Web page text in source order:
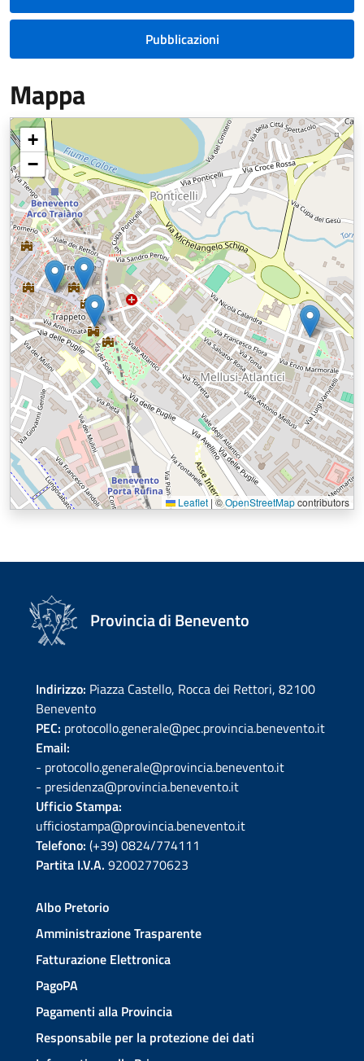
Pubblicazioni
Mappa
+
−
Leaflet |©OpenStreetMapcontributors
Provincia di Benevento
Indirizzo: Piazza Castello, Rocca dei Rettori, 82100
Benevento
PEC: protocollo.generale@pec.provincia.benevento.it
Email:
- protocollo.generale@provincia.benevento.it
- presidenza@provincia.benevento.it
Ufficio Stampa:
ufficiostampa@provincia.benevento.it
Telefono: (+39) 0824/774111
Partita I.V.A. 92002770623
Albo Pretorio
Amministrazione Trasparente
Fatturazione Elettronica
PagoPA
Pagamenti alla Provincia
Responsabile per la protezione dei dati